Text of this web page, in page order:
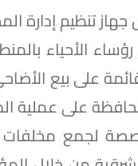
تنظيم إدارة
الأحياء
على بيع
على عملية
لجمع مخلفات